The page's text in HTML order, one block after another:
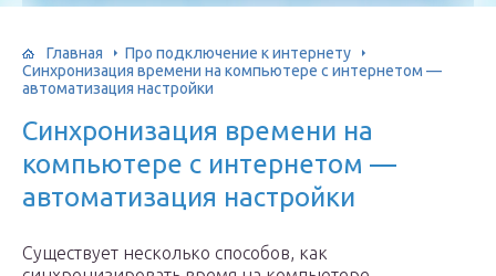
Главная
Про подключение к интернету
Синхронизация времени на компьютере с интернетом —
автоматизация настройки
Синхронизация времени на
компьютере с интернетом —
автоматизация настройки
Существует несколько способов, как